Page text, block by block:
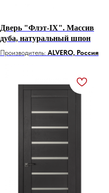
Дверь "Флэт-IX". Массив
дуба, натуральный шпон
Производитель: ALVERO, Россия